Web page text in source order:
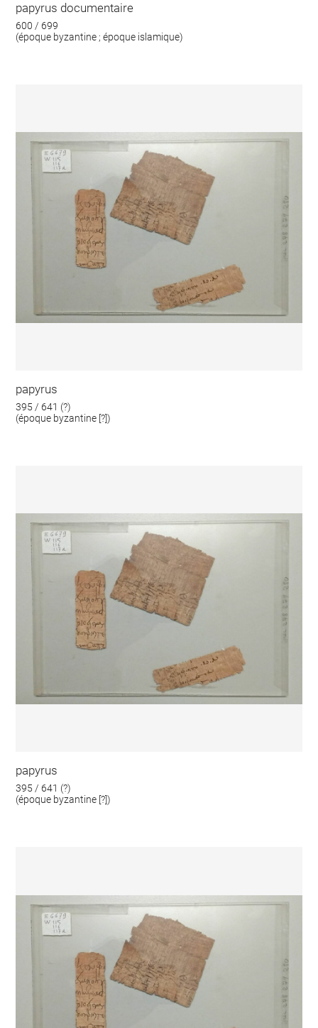
papyrus documentaire
600 / 699
(époque byzantine ; époque islamique)
papyrus
395 / 641 (?)
(époque byzantine [?])
papyrus
395 / 641 (?)
(époque byzantine [?])